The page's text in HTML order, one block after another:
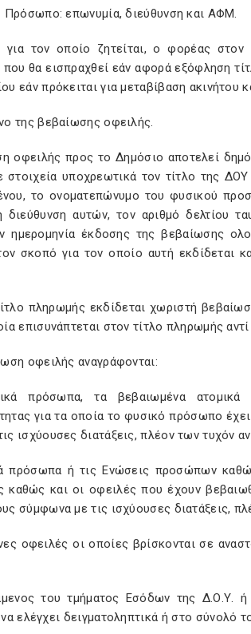
Πρόσωπο: επωνυμία, διεύθυνση και ΑΦΜ.
τον οποίο ζητείται, ο φορέας
που θα εισπραχθεί εάν αφορά εξόφληση
εάν πρόκειται για μεταβίβαση ακινήτου
της βεβαίωσης οφειλής.
οφειλής προς το Δημόσιο αποτελεί
υποχρεωτικά τον τίτλο της
το ονοματεπώνυμο του φυσικού
διεύθυνση αυτών, τον αριθμό δελτίου
ημερομηνία έκδοσης της βεβαίωσης
σκοπό για τον οποίο αυτή εκδίδεται
πληρωμής εκδίδεται χωριστή
επισυνάπτεται στον τίτλο πληρωμής
οφειλής αναγράφονται:
πρόσωπα, τα βεβαιωμένα
για τα οποία το φυσικό πρόσωπο
ισχύουσες διατάξεις, πλέον των τυχόν
πρόσωπα ή τις Ενώσεις προσώπων
καθώς και οι οφειλές που έχουν
σύμφωνα με τις ισχύουσες διατάξεις,
οφειλές οι οποίες βρίσκονται σε
του τμήματος Εσόδων της Δ.Ο.Υ. ή
ελέγχει δειγματοληπτικά ή στο σύνολό